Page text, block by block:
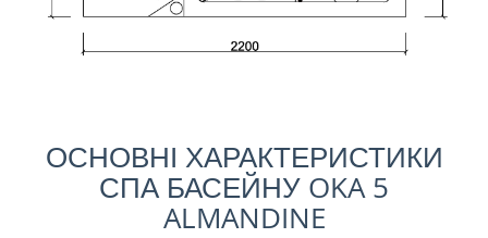
ОСНОВНІ ХАРАКТЕРИСТИКИ
СПА БАСЕЙНУ OKA 5
ALMANDINE